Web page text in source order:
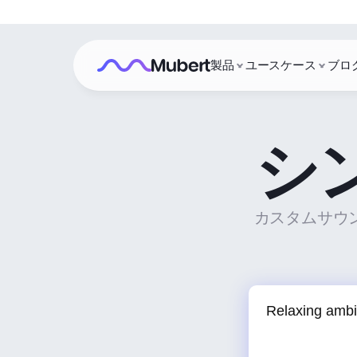
シ
カスタムサウ
製品 ユースケース ブロ